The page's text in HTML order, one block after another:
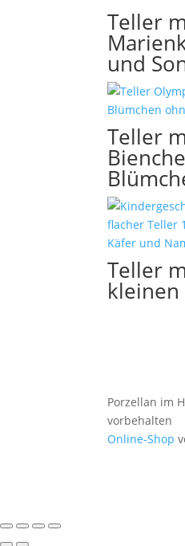
Teller
und
Teller
Teller
kleinen
Porzellan im
vorbehalten
Online-Shop